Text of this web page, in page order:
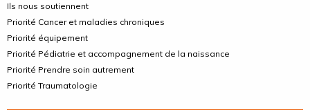
Ils nous soutiennent
Priorité Cancer et maladies chroniques
Priorité équipement
Priorité Pédiatrie et accompagnement de la naissance
Priorité Prendre soin autrement
Priorité Traumatologie